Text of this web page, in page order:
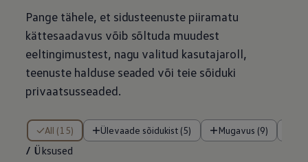
Pange tähele, et sidusteenuste piiramatu
kättesaadavus võib sõltuda muudest
eeltingimustest, nagu valitud kasutajaroll,
teenuste halduse seaded või teie sõiduki
privaatsusseaded.
All (15) Ülevaade sõidukist (5) Mugavus (9)
/ Üksused
/ Üksused